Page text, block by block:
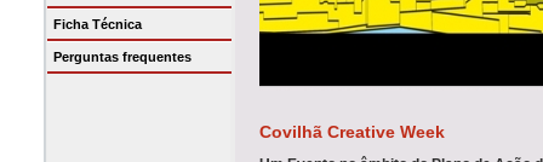
Ficha Técnica
Perguntas frequentes
Covilhã Creative Week